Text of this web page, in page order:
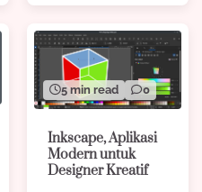
5 min read 0
Inkscape, Aplikasi
Modern untuk
Designer Kreatif